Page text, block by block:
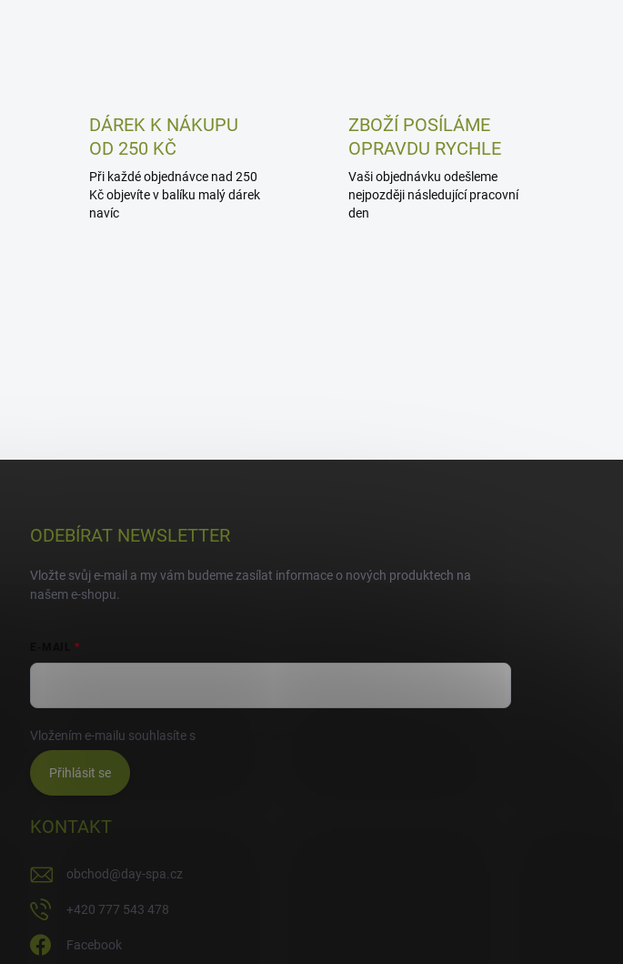
DÁREK K NÁKUPU
OD 250 KČ
Při každé objednávce nad 250
Kč objevíte v balíku malý dárek
navíc
ZBOŽÍ POSÍLÁME
OPRAVDU RYCHLE
Vaši objednávku odešleme
nejpozději následující pracovní
den
ODEBÍRAT NEWSLETTER
Vložte svůj e-mail a my vám budeme zasílat informace o nových produktech na
našem e-shopu.
Vložením e-mailu souhlasíte s
Přihlásit se
KONTAKT
obchod@day-spa.cz
+420 777 543 478
Facebook